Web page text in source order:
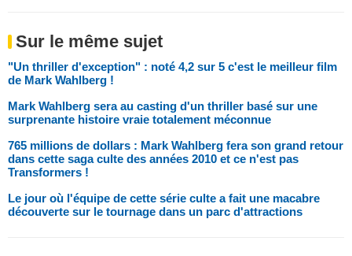
Sur le même sujet
"Un thriller d'exception" : noté 4,2 sur 5 c'est le meilleur film
de Mark Wahlberg !
Mark Wahlberg sera au casting d'un thriller basé sur une
surprenante histoire vraie totalement méconnue
765 millions de dollars : Mark Wahlberg fera son grand retour
dans cette saga culte des années 2010 et ce n'est pas
Transformers !
Le jour où l'équipe de cette série culte a fait une macabre
découverte sur le tournage dans un parc d'attractions